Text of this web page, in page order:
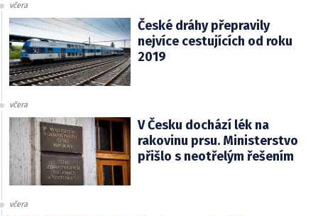
včera
České dráhy přepravily
nejvíce cestujících od roku
2019
včera
V Česku dochází lék na
rakovinu prsu. Ministerstvo
přišlo s neotřelým řešením
včera